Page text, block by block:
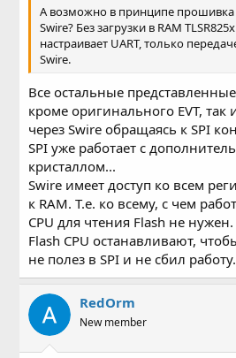
А возможно в принципе прошивка
Swire? Без загрузки в RAM
настраивает UART, только
Swire.
Все остальные
кроме оригинального EVT, так
через Swire обращаясь к SPI
SPI уже работает с
кристаллом...
Swire имеет доступ ко всем
к RAM. Т.е. ко всему, с чем
CPU для чтения Flash не
Flash CPU останавливают,
не полез в SPI и не сбил работу.
RedOrm
New member